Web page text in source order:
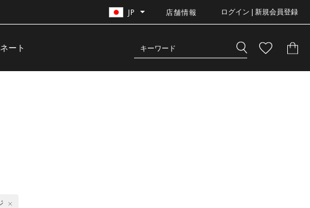
JP 店舗情報 ログイン | 新規会員登録
ート